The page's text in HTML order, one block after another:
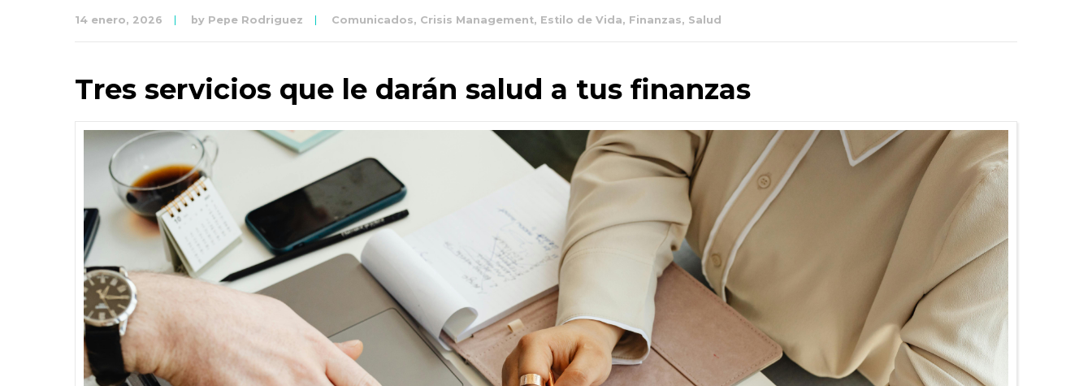
14 enero, 2026 by Pepe Rodriguez Comunicados, Crisis Management, Estilo de Vida, Finanzas, Salud
Tres servicios que le darán salud a tus finanzas